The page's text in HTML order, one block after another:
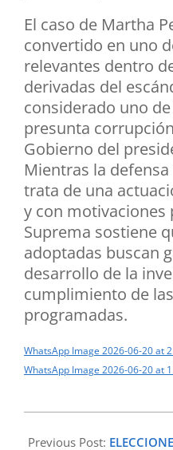
El caso de Martha
convertido en uno
relevantes dentro
derivadas del
considerado uno
presunta
Gobierno del
Mientras la
trata de una
y con motivaciones
Suprema sostiene
adoptadas buscan
desarrollo de la
cumplimiento de
programadas.
WhatsApp Image 2026-06-20 at
WhatsApp Image 2026-06-20 at
06-
Previous Post: